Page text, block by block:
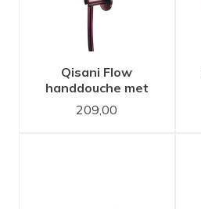
Qisani Flow
handdouche met
houder en slang
Copper / Koper
209,00